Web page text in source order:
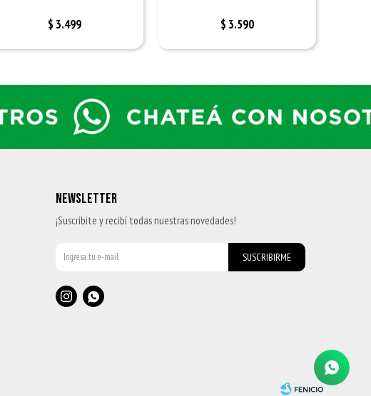
$ 3.499 $ 3.590
NEWSLETTER
¡Suscribite y recibí todas nuestras novedades!
SUSCRIBIRME
 